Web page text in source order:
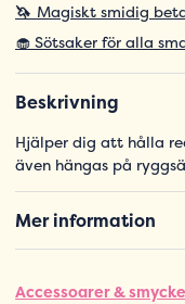
🦄 Magiskt smidig
🧁 Sötsaker för alla
Beskrivning
Hjälper dig att hålla
även hängas på
Mer information
Accessoarer &